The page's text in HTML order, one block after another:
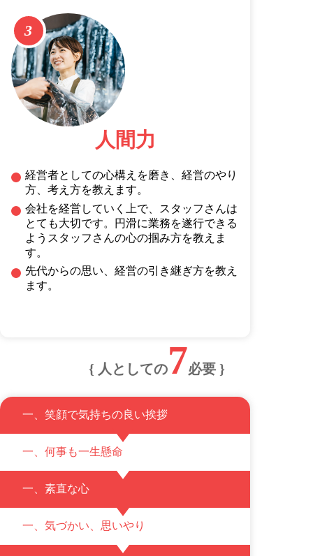
3
人間力
経営者としての心構えを磨き、経営のやり
方、考え方を教えます。
会社を経営していく上で、スタッフさんは
とても大切です。円滑に業務を遂行できる
ようスタッフさんの心の掴み方を教えま
す。
先代からの思い、経営の引き継ぎ方を教え
ます。
{ 人としての7必要 }
一、笑顔で気持ちの良い挨拶
一、何事も一生懸命
一、素直な心
一、気づかい、思いやり